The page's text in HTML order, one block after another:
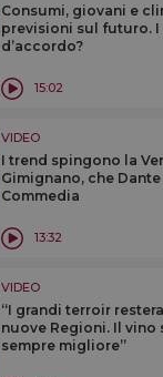
Consumi, giovani e
previsioni sul futuro.
d’accordo?
15:02
VIDEO
I trend spingono la
Gimignano, che
Commedia
13:32
VIDEO
“I grandi terroir
nuove Regioni. Il vino
sempre migliore”